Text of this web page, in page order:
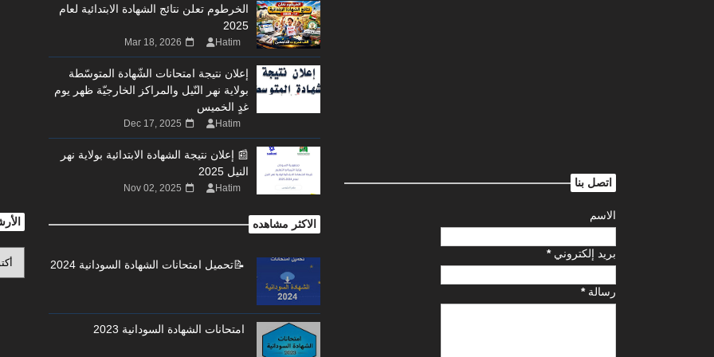
اتصل بنا
الاسم
بريد إلكتروني*
رسالة*
الخرطوم تعلن نتائج الشهادة الابتدائية لعام
2025
Hatim
Mar 18, 2026
إعلان نتيجة امتحانات الشّهادة المتوسّطة
بولاية نهر النّيل والمراكز الخارجيّة ظهر يوم
غدٍ الخميس
Hatim
Dec 17, 2025
📰 إعلان نتيجة الشهادة الابتدائية بولاية نهر
النيل 2025
Hatim
Nov 02, 2025
الاكثر مشاهده
📝تحميل امتحانات الشهادة السودانية 2024
امتحانات الشهادة السودانية 2023